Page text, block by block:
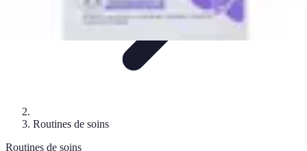
Routines de soins
Routines de soins